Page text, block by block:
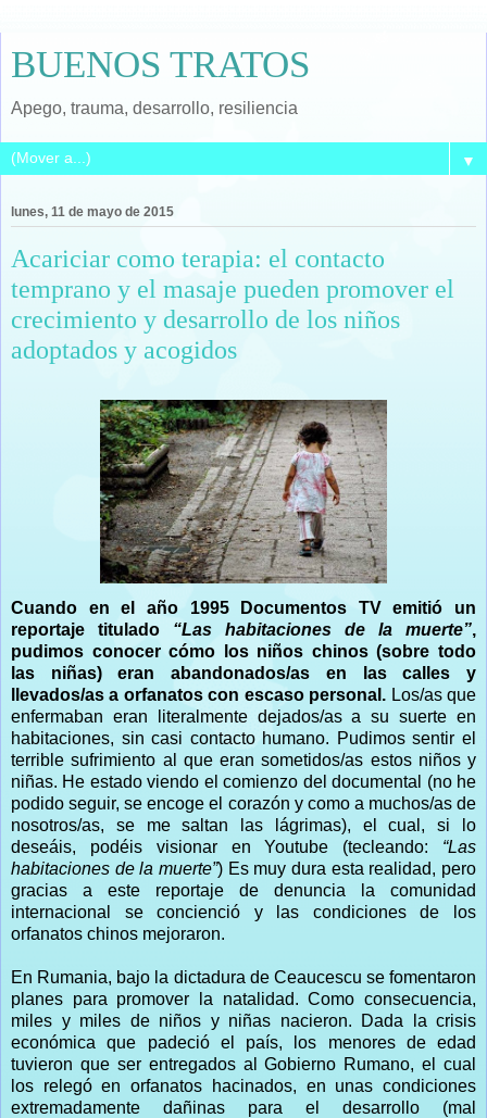
BUENOS TRATOS
Apego, trauma, desarrollo, resiliencia
▼
lunes, 11 de mayo de 2015
Acariciar como terapia: el contacto
temprano y el masaje pueden promover el
crecimiento y desarrollo de los niños
adoptados y acogidos
Cuando en el año 1995 Documentos TV emitió un
reportaje titulado “Las habitaciones de la muerte”,
pudimos conocer cómo los niños chinos (sobre todo
las niñas) eran abandonados/as en las calles y
llevados/as a orfanatos con escaso personal. Los/as que
enfermaban eran literalmente dejados/as a su suerte en
habitaciones, sin casi contacto humano. Pudimos sentir el
terrible sufrimiento al que eran sometidos/as estos niños y
niñas. He estado viendo el comienzo del documental (no he
podido seguir, se encoge el corazón y como a muchos/as de
nosotros/as, se me saltan las lágrimas), el cual, si lo
deseáis, podéis visionar en Youtube (tecleando: “Las
habitaciones de la muerte”) Es muy dura esta realidad, pero
gracias a este reportaje de denuncia la comunidad
internacional se concienció y las condiciones de los
orfanatos chinos mejoraron.
En Rumania, bajo la dictadura de Ceaucescu se fomentaron
planes para promover la natalidad. Como consecuencia,
miles y miles de niños y niñas nacieron. Dada la crisis
económica que padeció el país, los menores de edad
tuvieron que ser entregados al Gobierno Rumano, el cual
los relegó en orfanatos hacinados, en unas condiciones
extremadamente dañinas para el desarrollo (mal